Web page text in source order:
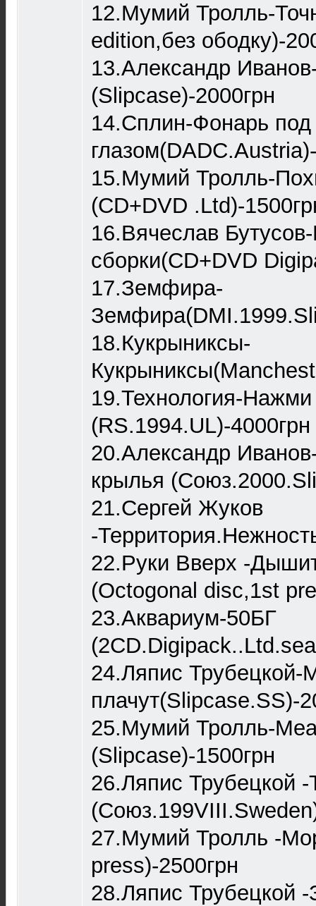
12.Мумий Тролль-
edition,без ободку)-
13.Александр
(Slipcase)-2000грн
14.Сплин-Фонарь под
15.Мумий Тролль-
(CD+DVD .Ltd)-
16.Вячеслав
сборки(CD+DVD
17.Земфира-
18.Кукрыниксы-
19.Технология-Нажми
(RS.1994.UL)-4000грн
20.Александр
крылья
21.Сергей Жуков
-
22.Руки Вверх -
(Octogonal disc,1st
23.Аквариум-50БГ
24.Ляпис
плачут(Slipcase.SS)-
25.Мумий Тролль-
(Slipcase)-1500грн
26.Ляпис Трубецкой
27.Мумий Тролль -
press)-2500грн
28.Ляпис Трубецкой